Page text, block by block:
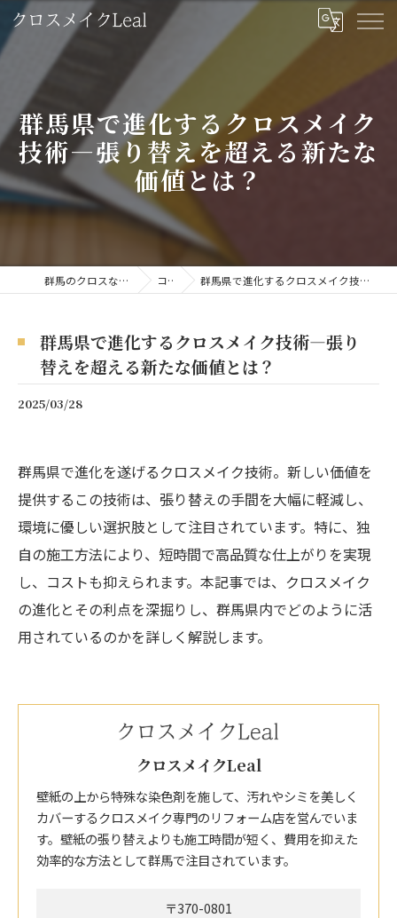
群馬県で進化するクロスメイク
技術―張り替えを超える新たな
価値とは？
群馬のクロスならクロスメイクLeal コラム 群馬県で進化するクロスメイク技術―張り替えを超える新たな価値とは？
群馬県で進化するクロスメイク技術―張り
替えを超える新たな価値とは？
2025/03/28
群馬県で進化を遂げるクロスメイク技術。新しい価値を
提供するこの技術は、張り替えの手間を大幅に軽減し、
環境に優しい選択肢として注目されています。特に、独
自の施工方法により、短時間で高品質な仕上がりを実現
し、コストも抑えられます。本記事では、クロスメイク
の進化とその利点を深掘りし、群馬県内でどのように活
用されているのかを詳しく解説します。
クロスメイクLeal
壁紙の上から特殊な染色剤を施して、汚れやシミを美しく
カバーするクロスメイク専門のリフォーム店を営んでいま
す。壁紙の張り替えよりも施工時間が短く、費用を抑えた
効率的な方法として群馬で注目されています。
〒370-0801